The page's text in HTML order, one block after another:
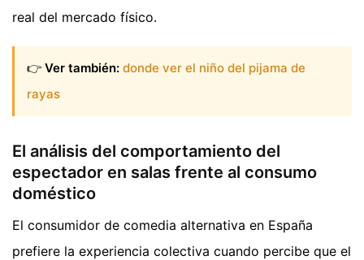
real del mercado físico.
👉 Ver también: donde ver el niño del pijama de
rayas
El análisis del comportamiento del
espectador en salas frente al consumo
doméstico
El consumidor de comedia alternativa en España
prefiere la experiencia colectiva cuando percibe que el